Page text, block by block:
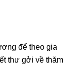
để theo gia
thư gởi về thăm